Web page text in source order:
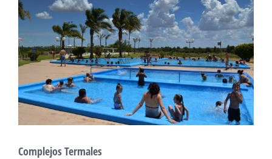
Larger
Image
Complejos Termales